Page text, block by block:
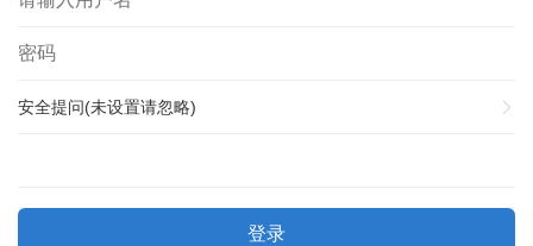
安全提问(未设置请忽略)
登录